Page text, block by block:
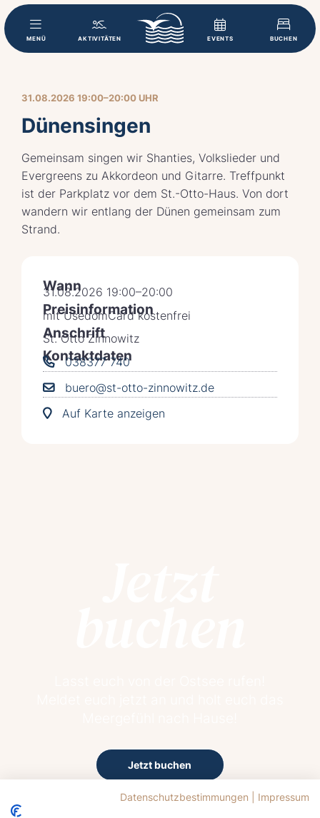
MENÜ AKTIVITÄTEN EVENTS BUCHEN
31.08.2026 19:00–20:00 UHR
Dünensingen
Gemeinsam singen wir Shanties, Volkslieder und
Evergreens zu Akkordeon und Gitarre. Treffpunkt
ist der Parkplatz vor dem St.-Otto-Haus. Von dort
wandern wir entlang der Dünen gemeinsam zum
Strand.
Wann
31.08.2026 19:00–20:00
Preisinformation
mit UsedomCard kostenfrei
Anschrift
St. Otto Zinnowitz
Kontaktdaten
038377 740
buero@st-otto-zinnowitz.de
Auf Karte anzeigen
Jetzt buchen
Datenschutzbestimmungen Impressum